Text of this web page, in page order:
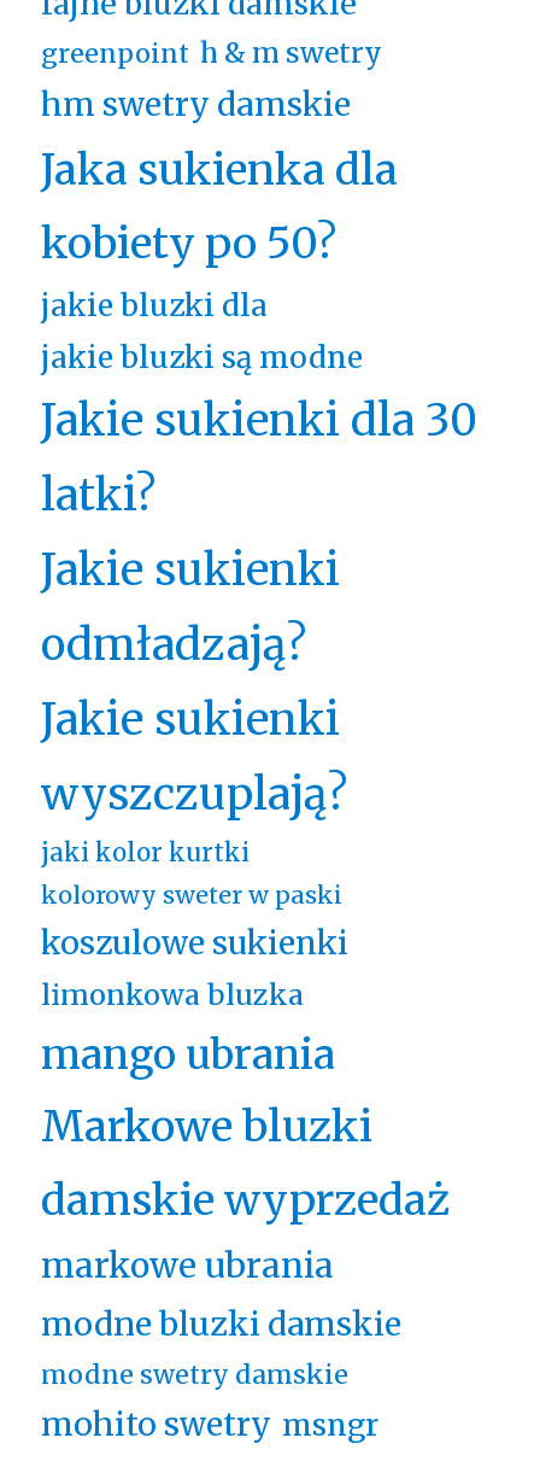
greenpoint h & m swetry
hm swetry damskie
Jaka sukienka dla
kobiety po 50?
jakie bluzki dla
jakie bluzki są modne
Jakie sukienki dla 30
latki?
Jakie sukienki
odmładzają?
Jakie sukienki
wyszczuplają?
jaki kolor kurtki
kolorowy sweter w paski
koszulowe sukienki
limonkowa bluzka
mango ubrania
Markowe bluzki
damskie wyprzedaż
markowe ubrania
modne bluzki damskie
modne swetry damskie
mohito swetry msngr